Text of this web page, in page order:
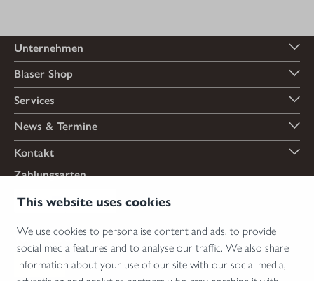
This website uses cookies
We use cookies to personalise content and ads, to provide
social media features and to analyse our traffic. We also share
information about your use of our site with our social media,
Unternehmen
Blaser Shop
Services
News & Termine
Kontakt
Zahlungsarten
Versandarten